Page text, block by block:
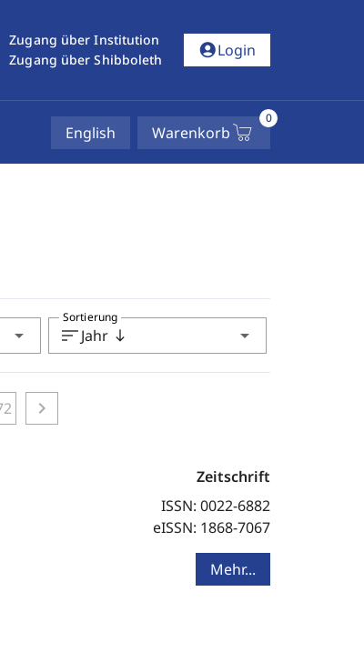
Zugang über Institution
Zugang über Shibboleth
account_circleLogin
English Warenkorb
0
arrow_drop_down sortJahr south arrow_drop_down
Sortierung
chevron_right
Zeitschrift
ISSN: 0022-6882
eISSN: 1868-7067
Mehr...